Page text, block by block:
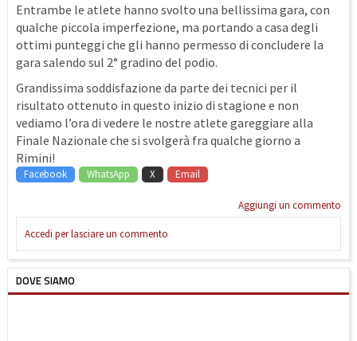
Entrambe le atlete hanno svolto una bellissima gara, con
qualche piccola imperfezione, ma portando a casa degli
ottimi punteggi che gli hanno permesso di concludere la
gara salendo sul 2° gradino del podio.
Grandissima soddisfazione da parte dei tecnici per il
risultato ottenuto in questo inizio di stagione e non
vediamo l’ora di vedere le nostre atlete gareggiare alla
Finale Nazionale che si svolgerà fra qualche giorno a
Rimini!
Facebook WhatsApp X Email
Aggiungi un commento
Accedi per lasciare un commento
DOVE SIAMO